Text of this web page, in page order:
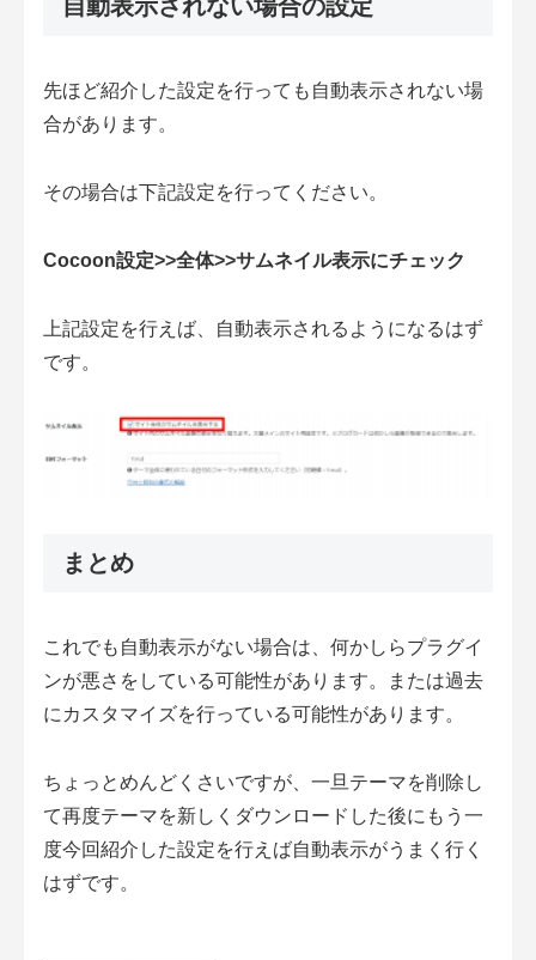
自動表示されない場合の設定
先ほど紹介した設定を行っても自動表示されない場
合があります。
その場合は下記設定を行ってください。
Cocoon設定>>全体>>サムネイル表示にチェック
上記設定を行えば、自動表示されるようになるはず
です。
まとめ
これでも自動表示がない場合は、何かしらプラグイ
ンが悪さをしている可能性があります。または過去
にカスタマイズを行っている可能性があります。
ちょっとめんどくさいですが、一旦テーマを削除し
て再度テーマを新しくダウンロードした後にもう一
度今回紹介した設定を行えば自動表示がうまく行く
はずです。